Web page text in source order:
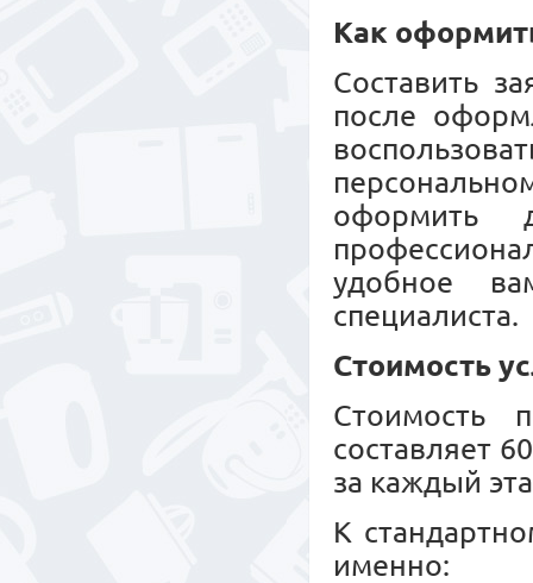
Как
Составить
после
удобное
специалиста.
Стоимость
Стоимость
составляет
за каждый
К
именно: